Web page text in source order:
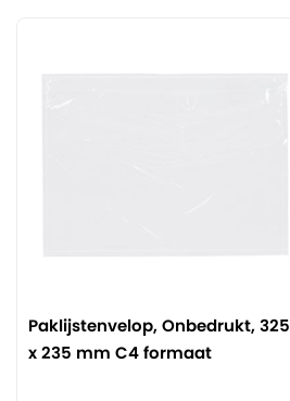
Paklijstenvelop, Onbedrukt, 325
x 235 mm C4 formaat